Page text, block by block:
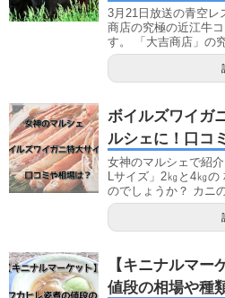
3月21日放送の青空レ
商店の究極の近江牛
す。 「大吉商店」の
ボイルズワイガ
ルシェに！口コ
女神のマルシェで紹
Lサイズ」2㎏と4㎏
のでしょうか？ カニ
【キニナルマー
値段の相場や種